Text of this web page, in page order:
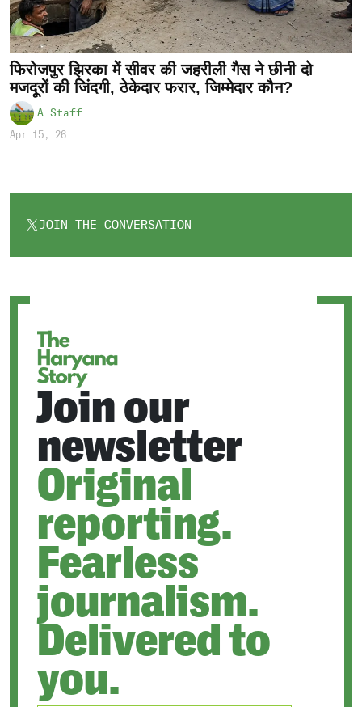
फिरोजपुर झिरका में सीवर की जहरीली गैस ने छीनी दो
मजदूरों की जिंदगी, ठेकेदार फरार, जिम्मेदार कौन?
A Staff
Apr 15, 26
JOIN THE CONVERSATION
OPENS
Join our
newsletter
Original
reporting.
Fearless
journalism.
Delivered to
you.